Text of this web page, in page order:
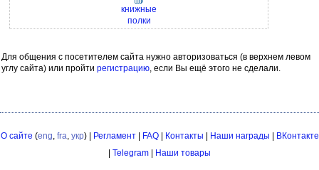
книжные
полки
Для общения с посетителем сайта нужно авторизоваться (в верхнем левом
углу сайта) или пройти регистрацию, если Вы ещё этого не сделали.
О сайте (eng, fra, укр) | Регламент| FAQ| Контакты Наши награды
ВКонтакте
Telegram Наши товары